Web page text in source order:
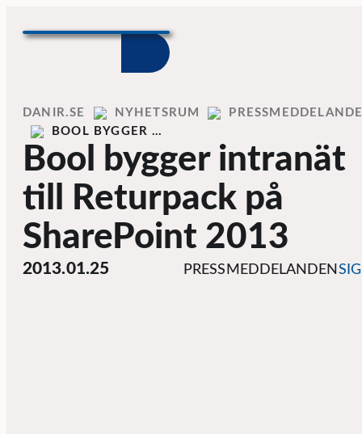
Home
DANIR NYHETSRUM
BOOL BYGGER …
Bool bygger intranät
till Returpack på
SharePoint 2013
2013.01.25 PRESSMEDDELANDEN